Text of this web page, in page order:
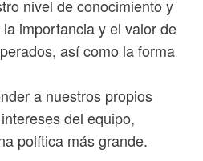
nivel de conocimiento y
importancia y el valor de
así como la forma
a nuestros propios
del equipo,
política más grande.